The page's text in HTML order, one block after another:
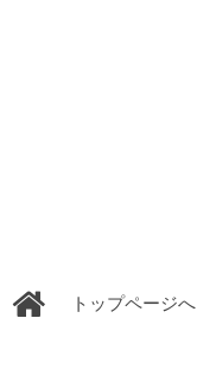
トップページへ